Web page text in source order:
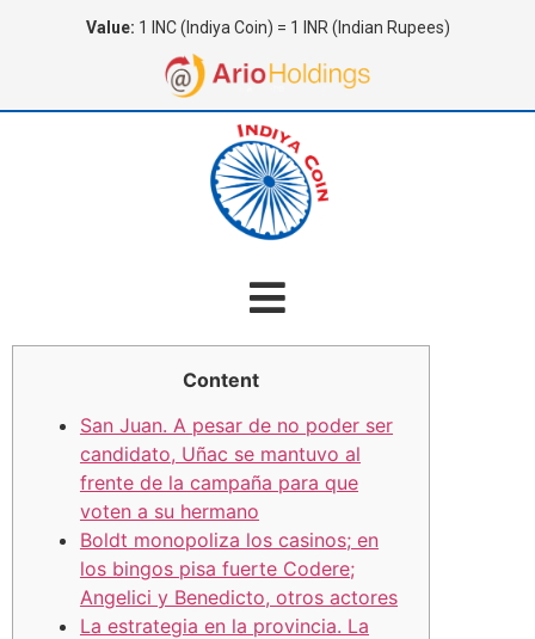
Value: 1 INC (Indiya Coin) = 1 INR (Indian Rupees)
Content
San Juan. A pesar de no poder ser
candidato, Uñac se mantuvo al
frente de la campaña para que
voten a su hermano
Boldt monopoliza los casinos; en
los bingos pisa fuerte Codere;
Angelici y Benedicto, otros actores
La estrategia en la provincia. La